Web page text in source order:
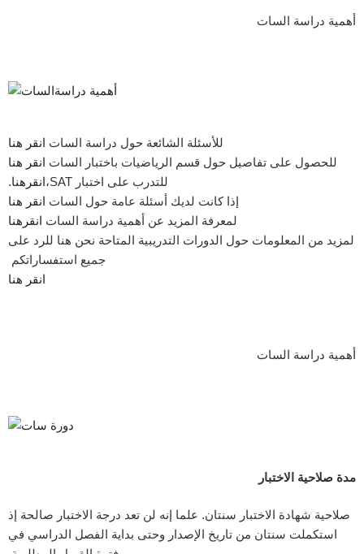
أهمية دراسة السات
للأسئلة الشائعة حول دراسة السات انقر هنا
للحصول على تفاصيل حول قسم الرياضيات باختبار السات انقر هنا
للتدرب على اختبار SAT،
انقرهنا.
إذا كانت لديك أسئلة عامة حول السات انقر هنا
لمعرفة المزيد عن أهمية دراسة السات انقرهنا
لمزيد من المعلومات حول الدورات التدريبية المتاحة نحن هنا للرد على
جميع استفساراتكم
انقر هنا
أهمية دراسة السات
مدة صلاحية الاختبار
صلاحية شهادة الاختبار سنتان. علما إنه لن تعد درجة الاختبار صالحة إذ
استكملت سنتان من تاريخ الإصدار وحتى بداية الفصل الدراسي في